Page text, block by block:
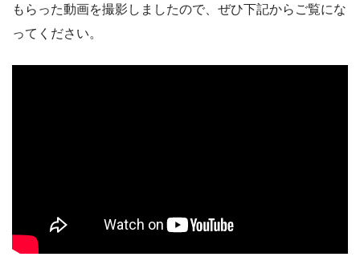
もらった動画を撮影しましたので、ぜひ下記からご覧にな
ってください。